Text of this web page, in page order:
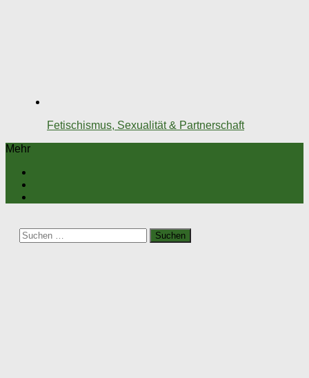
Fetischismus, Sexualität & Partnerschaft
Mehr
Suchen
nach: